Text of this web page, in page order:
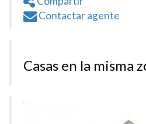
Contactar agente
Casas en la misma